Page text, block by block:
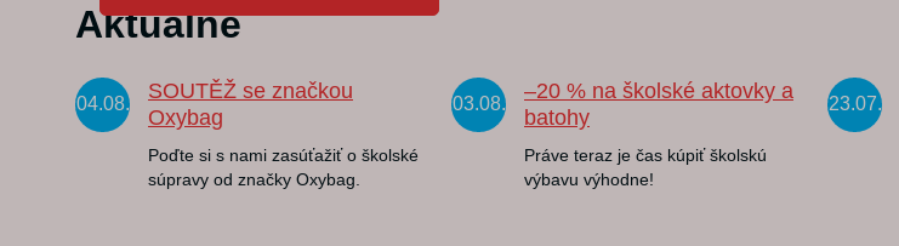
Aktuálne
04.08.
SOUTĚŽ se značkou
Oxybag
Poďte si s nami zasúťažiť o školské
súpravy od značky Oxybag.
03.08.
–20 % na školské aktovky a
batohy
Práve teraz je čas kúpiť školskú
výbavu výhodne!
23.07.